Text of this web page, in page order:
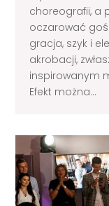
choreografii, a
oczarować
gracja, szyk i
akrobacji,
inspirowanym
Efekt można...